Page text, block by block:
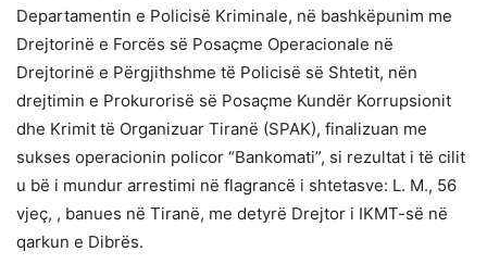
Departamentin e Policisë Kriminale, në bashkëpunim me
Drejtorinë e Forcës së Posaçme Operacionale në
Drejtorinë e Përgjithshme të Policisë së Shtetit, nën
drejtimin e Prokurorisë së Posaçme Kundër Korrupsionit
dhe Krimit të Organizuar Tiranë (SPAK), finalizuan me
sukses operacionin policor “Bankomati”, si rezultat i të cilit
u bë i mundur arrestimi në flagrancë i shtetasve: L. M., 56
vjeç, , banues në Tiranë, me detyrë Drejtor i IKMT-së në
qarkun e Dibrës.